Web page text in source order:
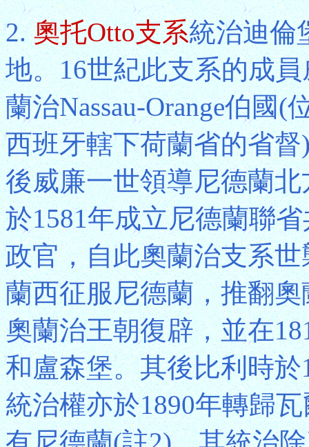
2.奧托Otto支系統治迪倫
地。16世紀此支系的成
蘭治Nassau-Orange伯國
西班牙轄下荷蘭省的省督
後威廉一世領導尼德蘭
於1581年成立尼德蘭聯
政官，自此奧蘭治支系
蘭西征服尼德蘭，推翻
奧蘭治王朝復辟，並在
和盧森堡。其後比利時
統治權亦於1890年轉歸